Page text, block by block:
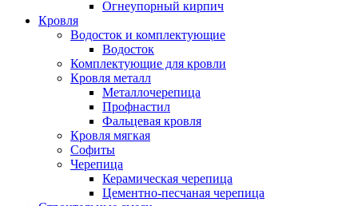
Огнеупорный кирпич
Кровля
Водосток и комплектующие
Водосток
Комплектующие для кровли
Кровля металл
Металлочерепица
Профнастил
Фальцевая кровля
Кровля мягкая
Софиты
Черепица
Керамическая черепица
Цементно-песчаная черепица